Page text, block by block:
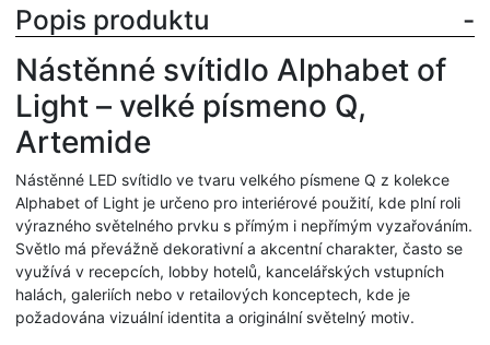
Popis produktu
Nástěnné svítidlo Alphabet of
Light – velké písmeno Q,
Artemide
Nástěnné LED svítidlo ve tvaru velkého písmene Q z kolekce
Alphabet of Light je určeno pro interiérové použití, kde plní roli
výrazného světelného prvku s přímým i nepřímým vyzařováním.
Světlo má převážně dekorativní a akcentní charakter, často se
využívá v recepcích, lobby hotelů, kancelářských vstupních
halách, galeriích nebo v retailových konceptech, kde je
požadována vizuální identita a originální světelný motiv.